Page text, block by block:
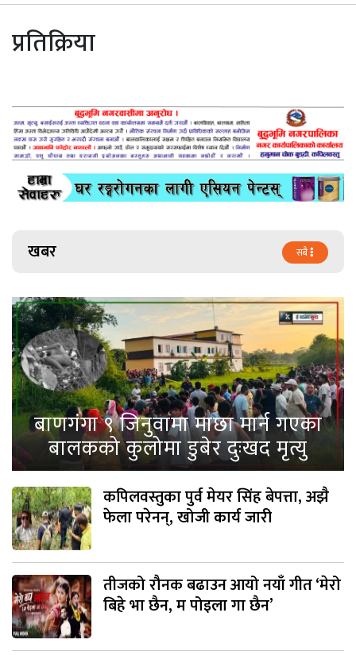
प्रतिक्रिया
खबर सबै
बाणगंगा ९ जिनुवामा माछा मार्न गएका
बालकको कुलोमा डुबेर दुःखद मृत्यु
कपिलवस्तुका पुर्व मेयर सिंह बेपत्ता, अझै
फेला परेनन्, खोजी कार्य जारी
तीजको रौनक बढाउन आयो नयाँ गीत ‘मेरो
बिहे भा छैन, म पोइला गा छैन’